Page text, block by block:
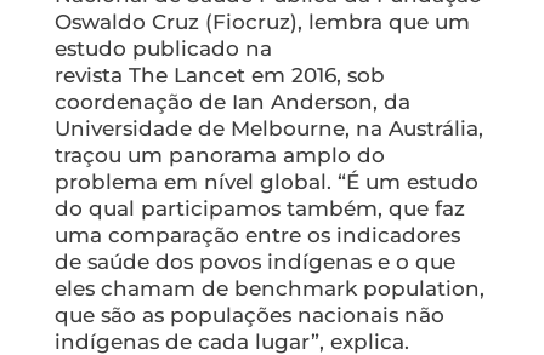
Oswaldo Cruz (Fiocruz), lembra que um
estudo publicado na
revista The Lancetem 2016, sob
coordenação de Ian Anderson, da
Universidade de Melbourne, na Austrália,
traçou um panorama amplo do
problema em nível global. “É um estudo
do qual participamos também, que faz
uma comparação entre os indicadores
de saúde dos povos indígenas e o que
eles chamam de benchmark population,
que são as populações nacionais não
indígenas de cada lugar”, explica.